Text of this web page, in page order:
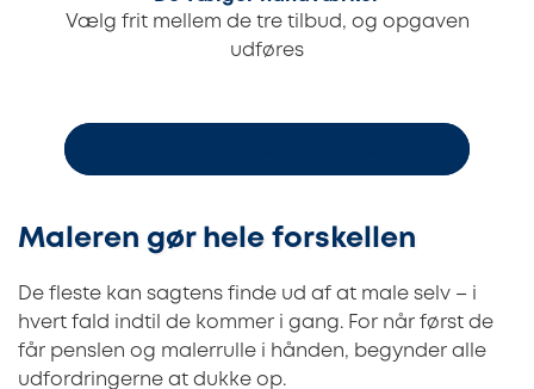
Vælg frit mellem de tre tilbud, og opgaven
udføres
Maleren gør hele forskellen
De fleste kan sagtens finde ud af at male selv – i
hvert fald indtil de kommer i gang. For når først de
får penslen og malerrulle i hånden, begynder alle
udfordringerne at dukke op.